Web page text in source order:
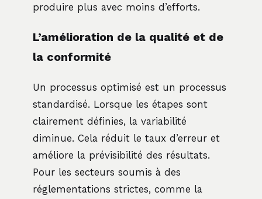
produire plus avec moins d’efforts.
L’amélioration de la qualité et de
la conformité
Un processus optimisé est un processus
standardisé. Lorsque les étapes sont
clairement définies, la variabilité
diminue. Cela réduit le taux d’erreur et
améliore la prévisibilité des résultats.
Pour les secteurs soumis à des
réglementations strictes, comme la